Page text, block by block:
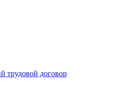
трудовой договор